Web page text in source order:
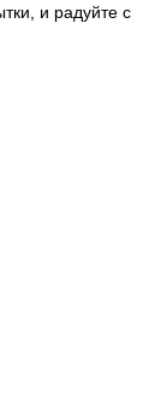
и радуйте с